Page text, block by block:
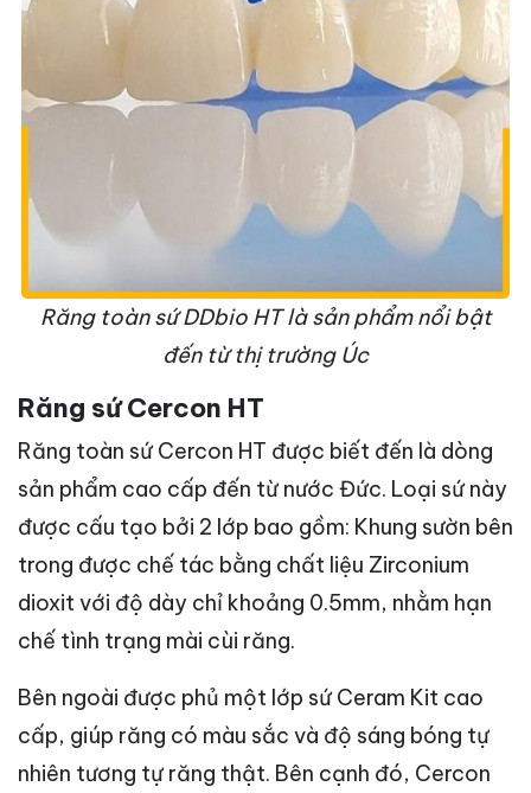
Răng toàn sứ DDbio HT là sản phẩm nổi bật
đến từ thị trường Úc
Răng sứ Cercon HT
Răng toàn sứ Cercon HT được biết đến là dòng
sản phẩm cao cấp đến từ nước Đức. Loại sứ này
được cấu tạo bởi 2 lớp bao gồm: Khung sườn bên
trong được chế tác bằng chất liệu Zirconium
dioxit với độ dày chỉ khoảng 0.5mm, nhằm hạn
chế tình trạng mài cùi răng.
Bên ngoài được phủ một lớp sứ Ceram Kit cao
cấp, giúp răng có màu sắc và độ sáng bóng tự
nhiên tương tự răng thật. Bên cạnh đó, Cercon